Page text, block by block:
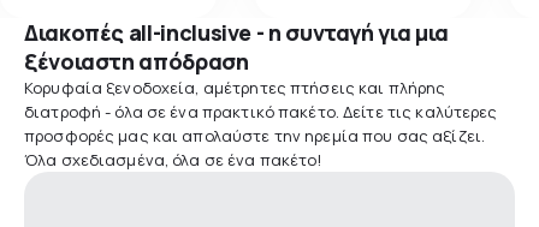
Διακοπές all-inclusive - η συνταγή για μια
ξένοιαστη απόδραση
Κορυφαία ξενοδοχεία, αμέτρητες πτήσεις και πλήρης
διατροφή - όλα σε ένα πρακτικό πακέτο. Δείτε τις καλύτερες
προσφορές μας και απολαύστε την ηρεμία που σας αξίζει.
Όλα σχεδιασμένα, όλα σε ένα πακέτο!